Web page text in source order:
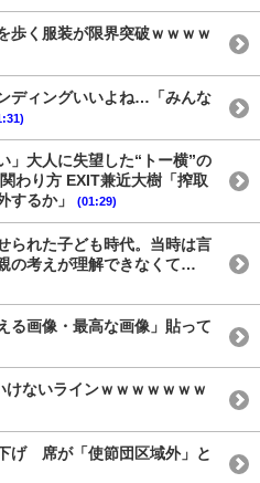
歩く服装が限界突破ｗｗｗｗ
ディングいいよね…「みんな
」大人に失望した“トー横”の
わり方 EXIT兼近大樹「搾取
するか」
(01:29)
られた子ども時代。当時は言
の考えが理解できなくて…
る画像・最高な画像」貼って
けないラインｗｗｗｗｗｗｗ
げ 席が「使節団区域外」と